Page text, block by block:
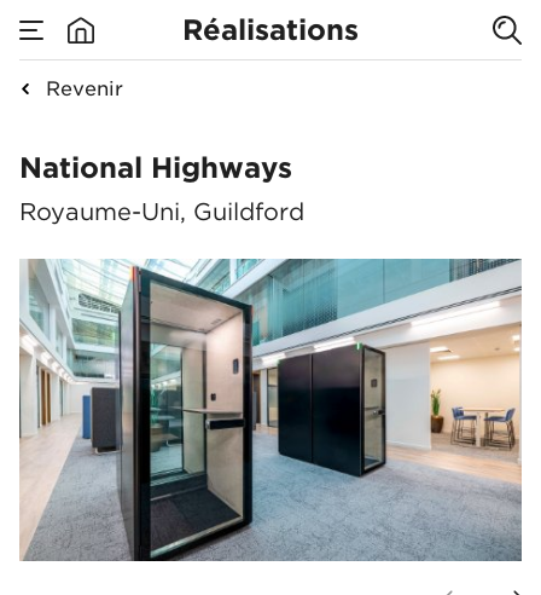
Réalisations
Revenir
National Highways
National Highways
Royaume-Uni, Guildford